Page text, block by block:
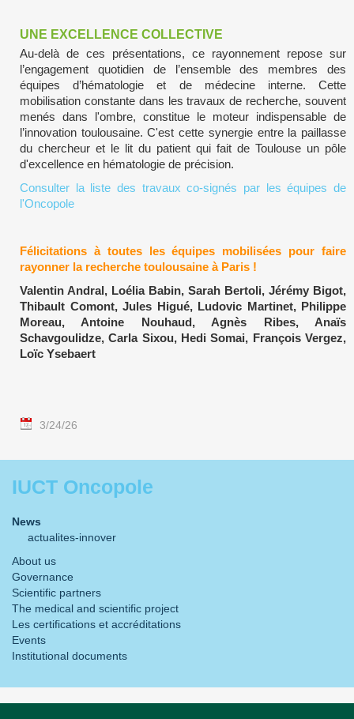
UNE EXCELLENCE COLLECTIVE
Au-delà de ces présentations, ce rayonnement repose sur
l’engagement quotidien de l’ensemble des membres des
équipes d’hématologie et de médecine interne. Cette
mobilisation constante dans les travaux de recherche, souvent
menés dans l'ombre, constitue le moteur indispensable de
l’innovation toulousaine. C'est cette synergie entre la paillasse
du chercheur et le lit du patient qui fait de Toulouse un pôle
d'excellence en hématologie de précision.
Consulter la liste des travaux co-signés par les équipes de
l'Oncopole
Félicitations à toutes les équipes mobilisées pour faire
rayonner la recherche toulousaine à Paris !
Valentin Andral, Loélia Babin, Sarah Bertoli, Jérémy Bigot,
Thibault Comont, Jules Higué, Ludovic Martinet, Philippe
Moreau, Antoine Nouhaud, Agnès Ribes, Anaïs
Schavgoulidze, Carla Sixou, Hedi Somai, François Vergez,
Loïc Ysebaert
3/24/26
IUCT Oncopole
News
actualites-innover
About us
Governance
Scientific partners
The medical and scientific project
Les certifications et accréditations
Events
Institutional documents